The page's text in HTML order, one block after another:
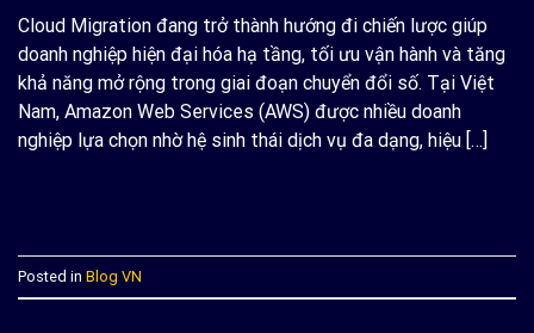
Cloud Migration đang trở thành hướng đi chiến lược giúp
doanh nghiệp hiện đại hóa hạ tầng, tối ưu vận hành và tăng
khả năng mở rộng trong giai đoạn chuyển đổi số. Tại Việt
Nam, Amazon Web Services (AWS) được nhiều doanh
nghiệp lựa chọn nhờ hệ sinh thái dịch vụ đa dạng, hiệu […]
Posted in Blog VN